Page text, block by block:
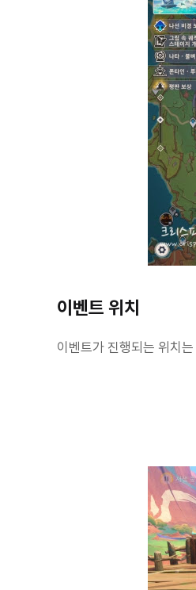
이벤트 위치
이벤트가 진행되는 위치는